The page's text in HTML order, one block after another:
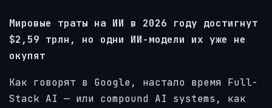
Мировые траты на ИИ в 2026 году достигнут
$2,59 трлн, но одни ИИ-модели их уже не
окупят
Как говорят в Google, настало время Full-
Stack AI — или compound AI systems, как